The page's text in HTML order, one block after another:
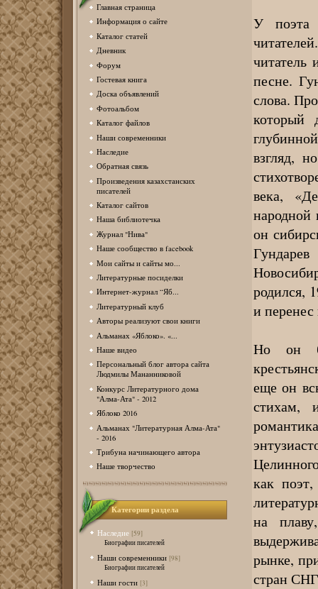
Главная страница
Информация о сайте
Каталог статей
Дневник
Форум
Гостевая книга
Доска объявлений
Фотоальбом
Каталог файлов
Наши современники
Наследие
Обратная связь
Произведения казахстанских
писателей
Каталог сайтов
Наша библиотечка
Журнал "Нива"
Наше сообщество в facebook
Мои сайты и сайты мо...
Литературные посиделки
Интернет-журнал “Яб...
Литературный клуб
Авторы реализуют свои книги
Альманах «Яблоко». «...
Наше видео
Персональный блог автора сайта
Людмилы Мананниковой
Конкурс Литературного дома
"Алма-Ата" - 2012
Яблоко 2016
Альманах "Литературная Алма-Ата"
- 2016
Трибуна начинающего автора
Наше творчество
Категории раздела
Наследие [59]
Биографии писателей
Наши современники [98]
Биографии писателей
Наши гости [3]
У поэта
читатель
песне.
слова.
который
взгляд,
века,
он
родился,
и
Но он
еще он
стихам,
как
на
рынке,
стран